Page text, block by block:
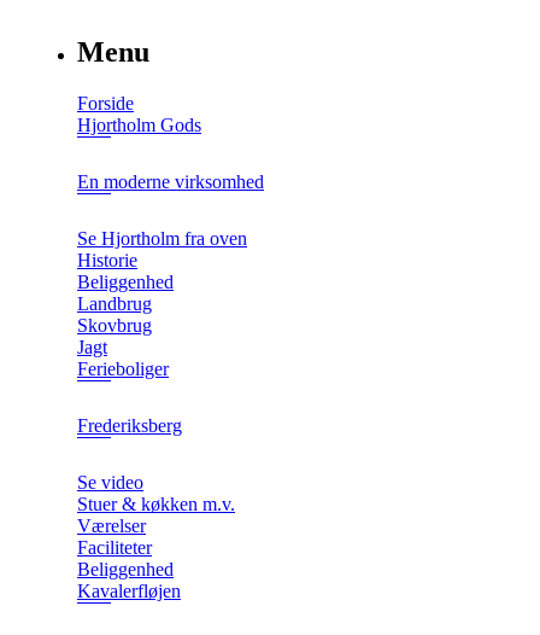
Menu
Forside
Hjortholm Gods
En moderne virksomhed
Se Hjortholm fra oven
Historie
Beliggenhed
Landbrug
Skovbrug
Jagt
Ferieboliger
Frederiksberg
Se video
Stuer & køkken m.v.
Værelser
Faciliteter
Beliggenhed
Kavalerfløjen